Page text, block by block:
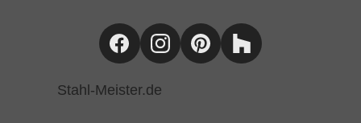
Stahl-Meister.de